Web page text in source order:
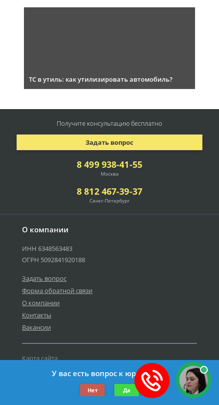
ТС в утиль: как утилизировать автомобиль?
О компании
ИНН 6348563483
ОГРН 5092841920188
Задать вопрос
Форма обратной связи
О компании
Контакты
Вакансии
©2019-2026 Все права защищены.
Карта сайта
Политика персональных данных
8 499 938-41-55
Москва
8 812 467-39-37
Санкт-Петербург
Задать вопрос
Получите консультациюбесплатно
У вас есть вопрос к юристу?
Нет Да